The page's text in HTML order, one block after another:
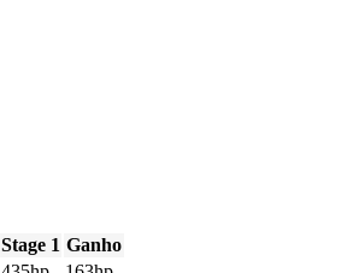
Stage 1 Ganho